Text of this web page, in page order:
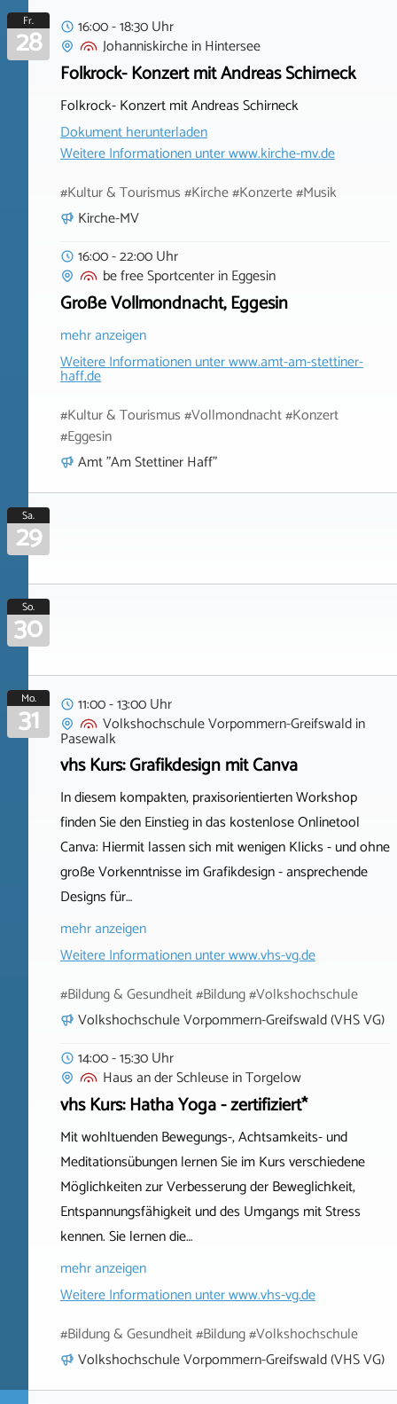
Fr.
28
16:00 - 18:30 Uhr
JohanniskircheinHintersee
Folkrock- Konzert mit Andreas Schirneck
Folkrock- Konzert mit Andreas Schirneck
Dokument herunterladen
Weitere Informationen unterwww.kirche-mv.de
#Kultur & Tourismus #Kirche #Konzerte #Musik
Kirche-MV
16:00 - 22:00 Uhr
be free SportcenterinEggesin
Große Vollmondnacht, Eggesin
mehr anzeigen
Weitere Informationen unterwww.amt-am-stettiner-
haff.de
#Kultur & Tourismus #Vollmondnacht #Konzert
#Eggesin
Amt "Am Stettiner Haff"
Sa.
29
So.
30
Mo.
31
11:00 - 13:00 Uhr
Volkshochschule Vorpommern-Greifswaldin
Pasewalk
vhs Kurs: Grafikdesign mit Canva
In diesem kompakten, praxisorientierten Workshop
finden Sie den Einstieg in das kostenlose Onlinetool
Canva: Hiermit lassen sich mit wenigen Klicks - und ohne
große Vorkenntnisse im Grafikdesign - ansprechende
Designs für…
mehr anzeigen
Weitere Informationen unterwww.vhs-vg.de
#Bildung & Gesundheit #Bildung #Volkshochschule
Volkshochschule Vorpommern-Greifswald (VHS VG)
14:00 - 15:30 Uhr
Haus an der SchleuseinTorgelow
vhs Kurs: Hatha Yoga - zertifiziert*
Mit wohltuenden Bewegungs-, Achtsamkeits- und
Meditationsübungen lernen Sie im Kurs verschiedene
Möglichkeiten zur Verbesserung der Beweglichkeit,
Entspannungsfähigkeit und des Umgangs mit Stress
kennen. Sie lernen die…
mehr anzeigen
Weitere Informationen unterwww.vhs-vg.de
#Bildung & Gesundheit #Bildung #Volkshochschule
Volkshochschule Vorpommern-Greifswald (VHS VG)